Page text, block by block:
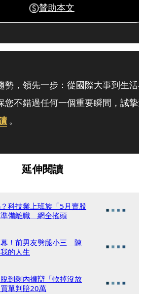
贊助本文
勢，領先一步：從國際大事到生活
您不錯過任何一個重要瞬間，誠摯
。
延伸閱讀
科技業上班族「5月賣股
準備離職 網全搖頭
！前男友劈腿小三 陳
的人生
到剩內褲辯「軟掉沒放
單判賠20萬